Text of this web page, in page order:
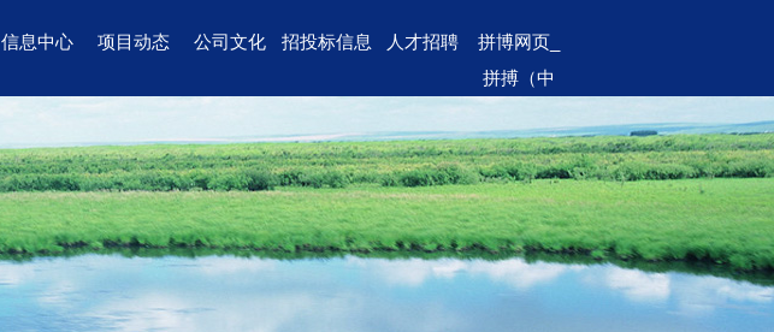
信息中心 项目动态 公司文化 招投标信息 人才招聘
拼博网页_
拼搏（中